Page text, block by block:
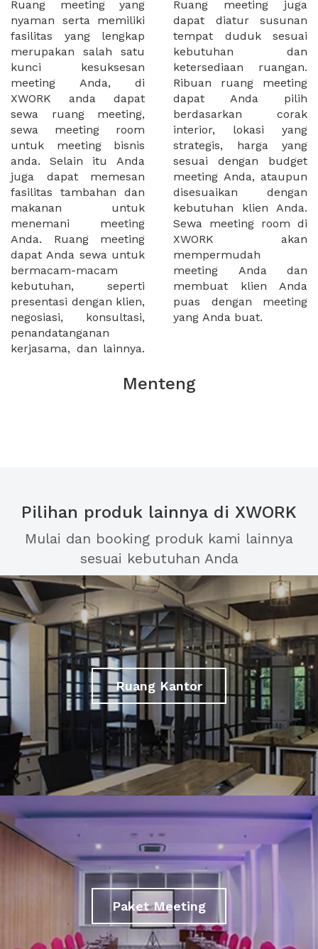
Ruang meeting yang
nyaman serta memiliki
fasilitas yang lengkap
merupakan salah satu
kunci kesuksesan
meeting Anda, di
XWORK anda dapat
sewa ruang meeting,
sewa meeting room
untuk meeting bisnis
anda. Selain itu Anda
juga dapat memesan
fasilitas tambahan dan
makanan untuk
menemani meeting
Anda. Ruang meeting
dapat Anda sewa untuk
bermacam-macam
kebutuhan, seperti
presentasi dengan klien,
negosiasi, konsultasi,
penandatanganan
kerjasama, dan lainnya.
Ruang meeting juga
dapat diatur susunan
tempat duduk sesuai
kebutuhan dan
ketersediaan ruangan.
Ribuan ruang meeting
dapat Anda pilih
berdasarkan corak
interior, lokasi yang
strategis, harga yang
sesuai dengan budget
meeting Anda, ataupun
disesuaikan dengan
kebutuhan klien Anda.
Sewa meeting room di
XWORK akan
mempermudah
meeting Anda dan
membuat klien Anda
puas dengan meeting
yang Anda buat.
Menteng
Pilihan produk lainnya di XWORK
Mulai dan booking produk kami lainnya
sesuai kebutuhan Anda
Ruang Kantor
Paket Meeting